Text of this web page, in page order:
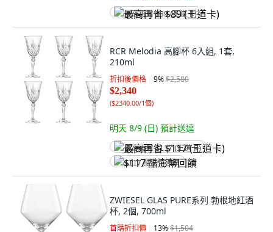
最高再省 $89 (王道卡)
RCR Melodia 高腳杯 6入組, 1套,
210ml
折扣後價格 9%$2,580
$2,340
($2340.00/1個)
明天 8/9 (日) 預計送達
最高再省 $117 (王道卡)
$117 酷澎幣回饋
ZWIESEL GLAS PURE系列 勃根地紅酒
杯, 2個, 700ml
首購折扣價 13%$1,504